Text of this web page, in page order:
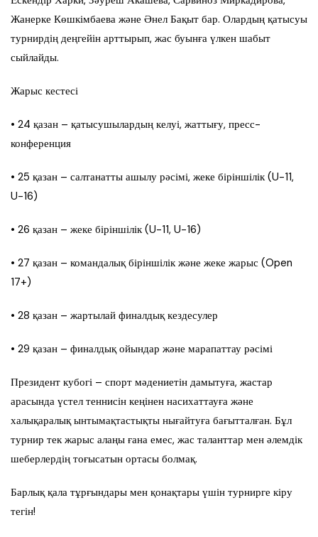
Жанерке Көшкімбаева және Әнел Бақыт бар. Олардың қатысуы
турнирдің деңгейін арттырып, жас буынға үлкен шабыт
сыйлайды.
Жарыс кестесі
• 24 қазан – қатысушылардың келуі, жаттығу, пресс-
конференция
• 25 қазан – салтанатты ашылу рәсімі, жеке біріншілік (U-11,
U-16)
• 26 қазан – жеке біріншілік (U-11, U-16)
• 27 қазан – командалық біріншілік және жеке жарыс (Open
17+)
• 28 қазан – жартылай финалдық кездесулер
• 29 қазан – финалдық ойындар және марапаттау рәсімі
Президент кубогі – спорт мәдениетін дамытуға, жастар
арасында үстел теннисін кеңінен насихаттауға және
халықаралық ынтымақтастықты нығайтуға бағытталған. Бұл
турнир тек жарыс алаңы ғана емес, жас таланттар мен әлемдік
шеберлердің тоғысатын ортасы болмақ.
Барлық қала тұрғындары мен қонақтары үшін турнирге кіру
тегін!